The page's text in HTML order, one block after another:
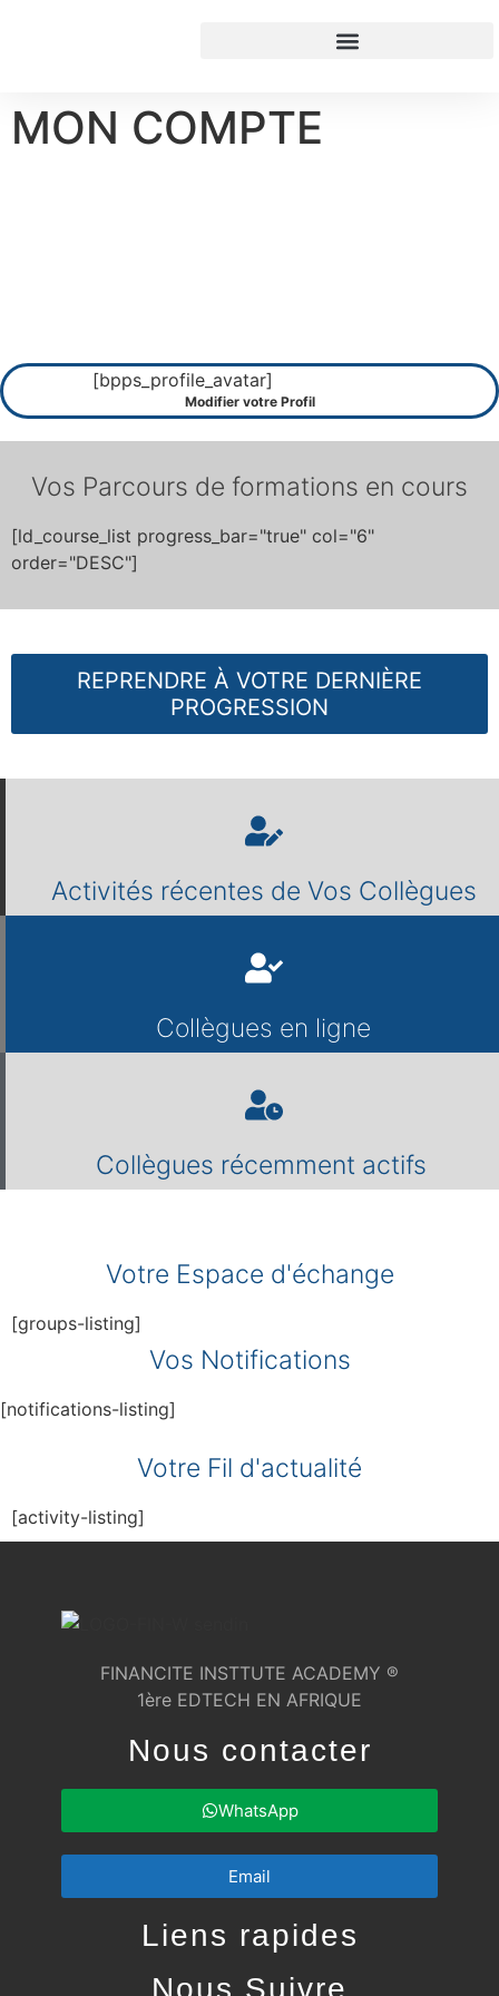
MON COMPTE
[bpps_profile_avatar]
Modifier votre Profil
Vos Parcours de formations en cours
[ld_course_list progress_bar="true" col="6"
order="DESC"]
REPRENDRE À VOTRE DERNIÈRE
PROGRESSION
Activités récentes de Vos Collègues
Collègues en ligne
Collègues récemment actifs
Votre Espace d'échange
[groups-listing]
Vos Notifications
[notifications-listing]
Votre Fil d'actualité
[activity-listing]
FINANCITE INSTTUTE ACADEMY ®
1ère EDTECH EN AFRIQUE
Nous contacter
WhatsApp
Email
Liens rapides
Nous Suivre